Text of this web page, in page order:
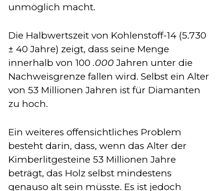
unmöglich macht.
Die Halbwertszeit von Kohlenstoff-14 (5.730
± 40 Jahre) zeigt, dass seine Menge
innerhalb von 100 .000 Jahren unter die
Nachweisgrenze fallen wird. Selbst ein Alter
von 53 Millionen Jahren ist für Diamanten
zu hoch.
Ein weiteres offensichtliches Problem
besteht darin, dass, wenn das Alter der
Kimberlitgesteine 53 Millionen Jahre
beträgt, das Holz selbst mindestens
genauso alt sein müsste. Es ist jedoch